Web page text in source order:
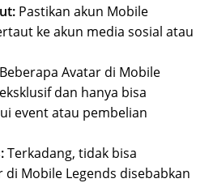
Pastikan akun Mobile
ke akun media sosial atau
Beberapa Avatar di Mobile
dan hanya bisa
event atau pembelian
Terkadang, tidak bisa
di Mobile Legends disebabkan